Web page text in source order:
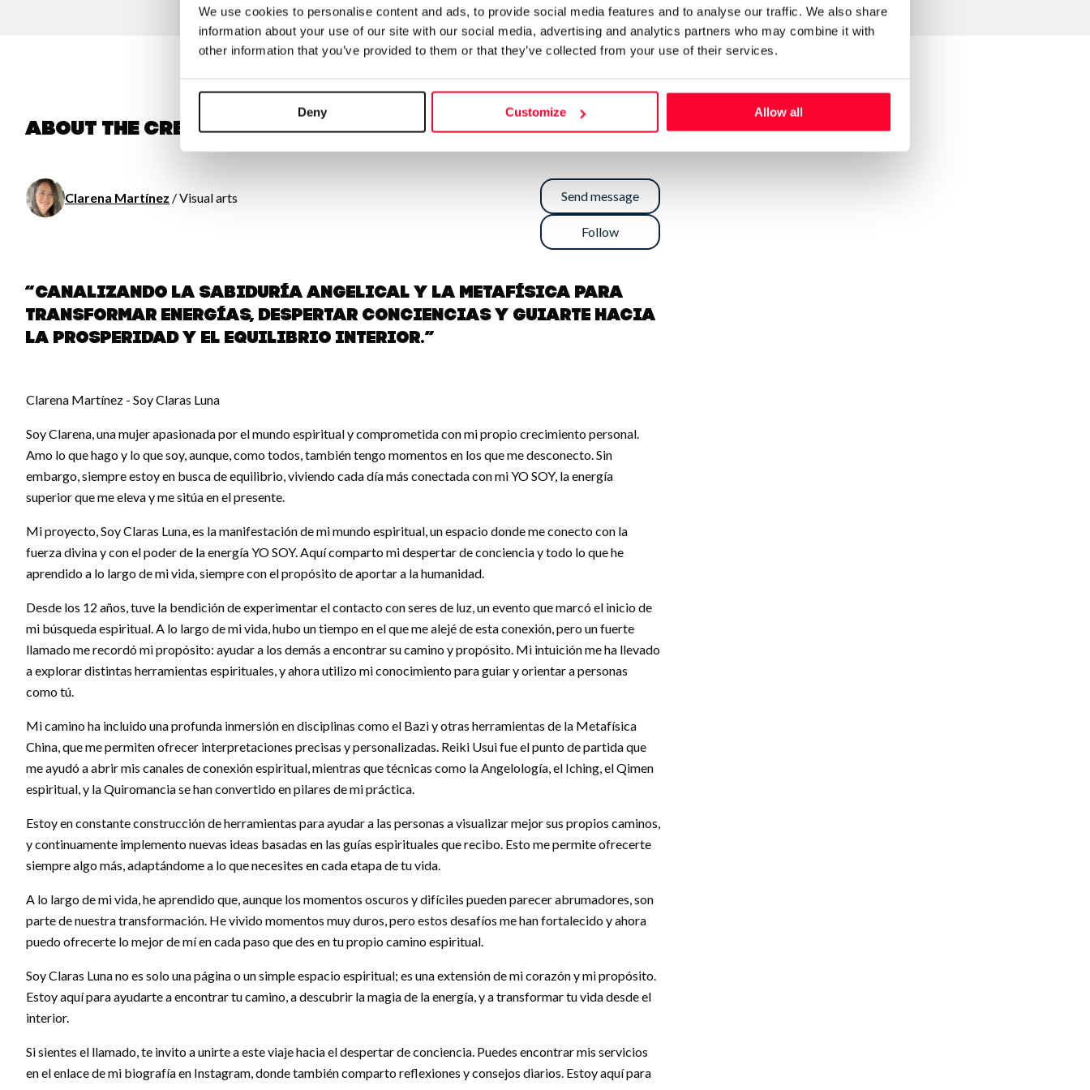
We use cookies to personalise content and ads, to provide social media features and to analyse our traffic. We also share
information about your use of our site with our social media, advertising and analytics partners who may combine it with
other information that you’ve provided to them or that they’ve collected from your use of their services.
Deny Customize Allow all
About the creator
Clarena Martínez / Visual arts Send message
Follow
“Canalizando la sabiduría angelical y la metafísica para
transformar energías, despertar conciencias y guiarte hacia
la prosperidad y el equilibrio interior.”
Clarena Martínez - Soy Claras Luna
Soy Clarena, una mujer apasionada por el mundo espiritual y comprometida con mi propio crecimiento personal.
Amo lo que hago y lo que soy, aunque, como todos, también tengo momentos en los que me desconecto. Sin
embargo, siempre estoy en busca de equilibrio, viviendo cada día más conectada con mi YO SOY, la energía
superior que me eleva y me sitúa en el presente.
Mi proyecto, Soy Claras Luna, es la manifestación de mi mundo espiritual, un espacio donde me conecto con la
fuerza divina y con el poder de la energía YO SOY. Aquí comparto mi despertar de conciencia y todo lo que he
aprendido a lo largo de mi vida, siempre con el propósito de aportar a la humanidad.
Desde los 12 años, tuve la bendición de experimentar el contacto con seres de luz, un evento que marcó el inicio de
mi búsqueda espiritual. A lo largo de mi vida, hubo un tiempo en el que me alejé de esta conexión, pero un fuerte
llamado me recordó mi propósito: ayudar a los demás a encontrar su camino y propósito. Mi intuición me ha llevado
a explorar distintas herramientas espirituales, y ahora utilizo mi conocimiento para guiar y orientar a personas
como tú.
Mi camino ha incluido una profunda inmersión en disciplinas como el Bazi y otras herramientas de la Metafísica
China, que me permiten ofrecer interpretaciones precisas y personalizadas. Reiki Usui fue el punto de partida que
me ayudó a abrir mis canales de conexión espiritual, mientras que técnicas como la Angelología, el Iching, el Qimen
espiritual, y la Quiromancia se han convertido en pilares de mi práctica.
Estoy en constante construcción de herramientas para ayudar a las personas a visualizar mejor sus propios caminos,
y continuamente implemento nuevas ideas basadas en las guías espirituales que recibo. Esto me permite ofrecerte
siempre algo más, adaptándome a lo que necesites en cada etapa de tu vida.
A lo largo de mi vida, he aprendido que, aunque los momentos oscuros y difíciles pueden parecer abrumadores, son
parte de nuestra transformación. He vivido momentos muy duros, pero estos desafíos me han fortalecido y ahora
puedo ofrecerte lo mejor de mí en cada paso que des en tu propio camino espiritual.
Soy Claras Luna no es solo una página o un simple espacio espiritual; es una extensión de mi corazón y mi propósito.
Estoy aquí para ayudarte a encontrar tu camino, a descubrir la magia de la energía, y a transformar tu vida desde el
interior.
Si sientes el llamado, te invito a unirte a este viaje hacia el despertar de conciencia. Puedes encontrar mis servicios
en el enlace de mi biografía en Instagram, donde también comparto reflexiones y consejos diarios. Estoy aquí para